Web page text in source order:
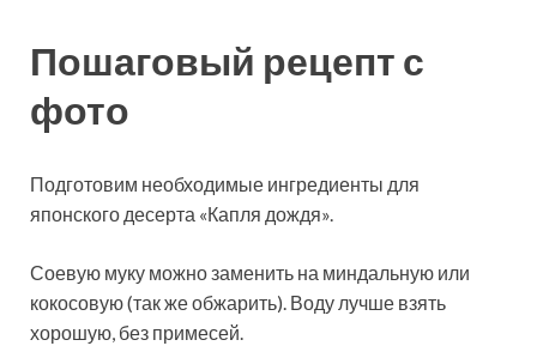
Пошаговый рецепт с
фото
Подготовим необходимые ингредиенты для
японского десерта «Капля дождя».
Соевую муку можно заменить на миндальную или
кокосовую (так же обжарить). Воду лучше взять
хорошую, без примесей.